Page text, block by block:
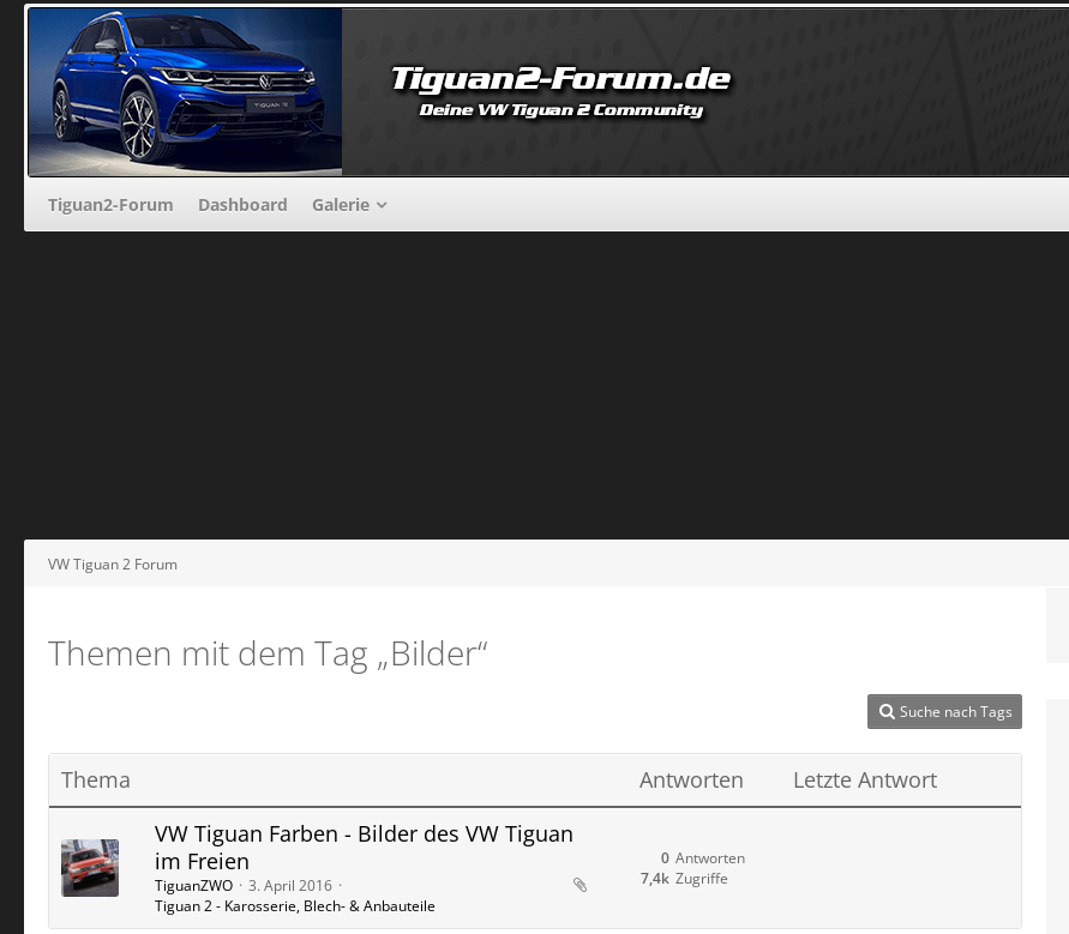
Tiguan2-Forum Dashboard Galerie
VW Tiguan 2 Forum
Themen mit dem Tag „Bilder“
Suche nach Tags
Thema Antworten
Letzte Antwort
VW Tiguan Farben - Bilder des VW Tiguan
im Freien
TiguanZWO
3. April 2016
Tiguan 2 - Karosserie, Blech- & Anbauteile
Antworten
0
Zugriffe
7,4k